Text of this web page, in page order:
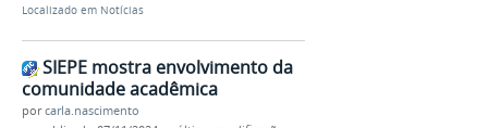
Localizado em Notícias
SIEPE mostra envolvimento da
comunidade acadêmica
porcarla.nascimento